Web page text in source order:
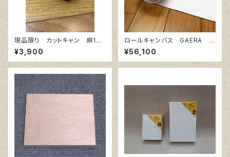
現品限り カットキャン 麻10
0％ F10 (5枚組)
¥3,900
ロールキャンバス GAERA F
145㎝巾×10m巻
¥56,100